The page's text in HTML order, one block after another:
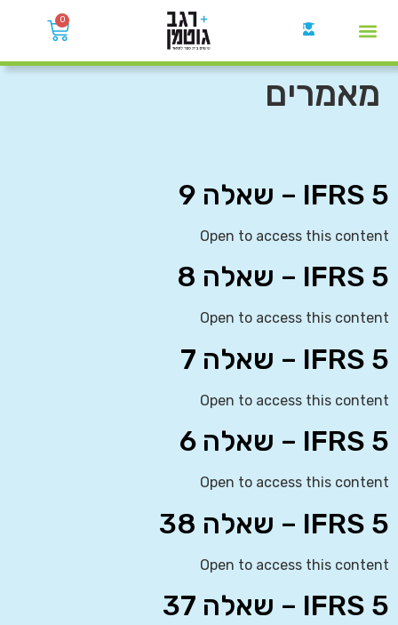
0
מאמרים
IFRS 5 – שאלה 9
Open to access this content
IFRS 5 – שאלה 8
Open to access this content
IFRS 5 – שאלה 7
Open to access this content
IFRS 5 – שאלה 6
Open to access this content
IFRS 5 – שאלה 38
Open to access this content
IFRS 5 – שאלה 37